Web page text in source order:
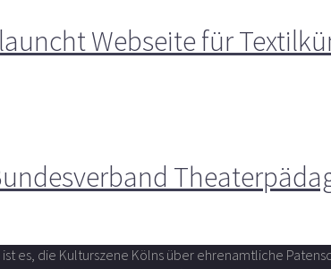
Webseite für
ist es, die Kulturszene Kölns über ehrenamtliche